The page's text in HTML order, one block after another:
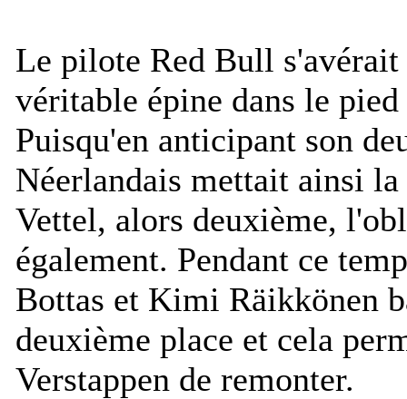
Le pilote Red Bull
véritable épine dans le pied
Puisqu'en anticipant son
Néerlandais mettait ainsi la
Vettel, alors deuxième,
également. Pendant ce
Bottas et Kimi Räikkönen
deuxième place et cela
Verstappen de remonter.